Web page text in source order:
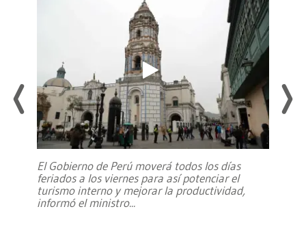
El Gobierno de Perú moverá todos los días
feriados a los viernes para así potenciar el
turismo interno y mejorar la productividad,
informó el ministro...